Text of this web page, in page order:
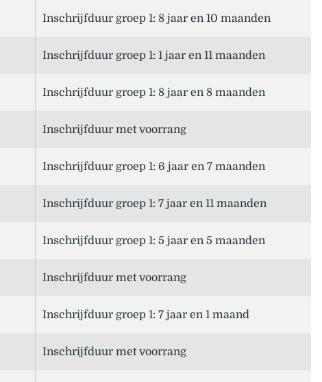
Inschrijfduur groep 1: 8 jaar en 10 maanden
Inschrijfduur groep 1: 1 jaar en 11 maanden
Inschrijfduur groep 1: 8 jaar en 8 maanden
Inschrijfduur met voorrang
Inschrijfduur groep 1: 6 jaar en 7 maanden
Inschrijfduur groep 1: 7 jaar en 11 maanden
Inschrijfduur groep 1: 5 jaar en 5 maanden
Inschrijfduur met voorrang
Inschrijfduur groep 1: 7 jaar en 1 maand
Inschrijfduur met voorrang